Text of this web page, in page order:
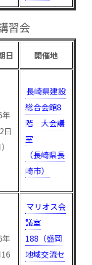
習会
日 開催地
年
日
長崎県建設
総合会館8
階 大会議
室
（長崎県長
崎市）
年
マリオス会
議室
188（盛岡
地域交流セ